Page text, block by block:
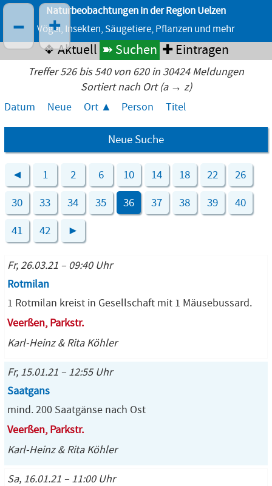
Naturbeobachtungen in der Region Uelzen
Vögel, Insekten, Säugetiere, Pflanzen und mehr
❖ Aktuell ➽ Suchen ✚ Eintragen
Treffer 526 bis 540 von 620 in 30424 Meldungen
Sortiert nach Ort (a → z)
Datum
Neue Ort Person Titel
Neue Suche
◄ 1 2 6 10 14 18 22 26
30 33 34 35 36 37 38 39 40
41 42 ►
Fr, 26.03.21 – 09:40 Uhr
Rotmilan
1 Rotmilan kreist in Gesellschaft mit 1 Mäusebussard.
Veerßen, Parkstr.
Karl-Heinz & Rita Köhler
Fr, 15.01.21 – 12:55 Uhr
Saatgans
mind. 200 Saatgänse nach Ost
Veerßen, Parkstr.
Karl-Heinz & Rita Köhler
Sa, 16.01.21 – 11:00 Uhr
– +